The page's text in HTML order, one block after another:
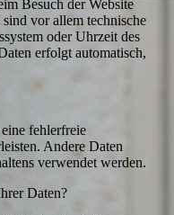
Besuch der Website
vor allem technische
oder Uhrzeit des
erfolgt automatisch,
fehlerfreie
Andere Daten
verwendet werden.
Daten?